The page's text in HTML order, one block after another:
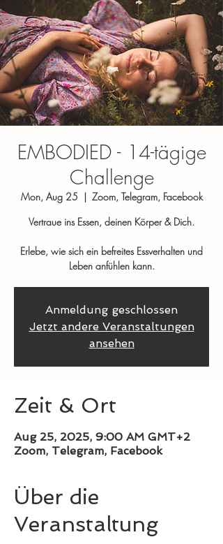
EMBODIED - 14-tägige
Challenge
Mon, Aug 25
  |
Zoom, Telegram, Facebook
Vertraue ins Essen, deinen Körper & Dich.
Erlebe, wie sich ein befreites Essverhalten und
Leben anfühlen kann.
Anmeldung geschlossen
Jetzt andere Veranstaltungen
ansehen
Zeit & Ort
Aug 25, 2025, 9:00 AM GMT+2
Zoom, Telegram, Facebook
Über die
Veranstaltung